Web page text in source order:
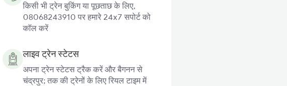
किसी भी ट्रेन बुकिंग या पूछताछ के लिए,
08068243910 पर हमारे 24x7 सपोर्ट को
कॉल करें
लाइव ट्रेन स्टेटस
अपना ट्रेन स्टेटस ट्रैक करें और बैगनन से
चंद्रपुर; तक की ट्रेनों के लिए रियल टाइम में